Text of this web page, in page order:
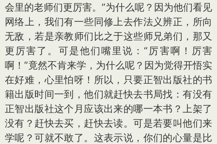
会里的老师们更厉害。”为什么呢？因为他们看见
网络上，我们有一些同修上去作法义辨正，所向
无敌，若是亲教师们比之于这些师兄弟们，那又
更厉害了。可是他们嘴里说：“厉害啊！厉害
啊！”竟然不肯来学，为什么呢？因为觉得开悟实
在好难，心里怕呀！所以，只要正智出版社的书
籍出版时间一到，他们就赶快去书局找：有没有
正智出版社这个月应该出来的哪一本书？上架了
没有？赶快去买，赶快去读。可是若要叫他们来
学呢？可就不敢了。这表示说，你们的心量是比